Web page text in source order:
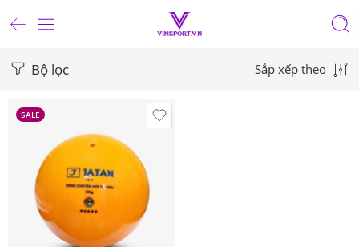
Bộ lọc Sắp xếp theo
SALE